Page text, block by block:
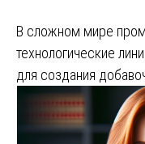
В сложном мире
технологические
для создания